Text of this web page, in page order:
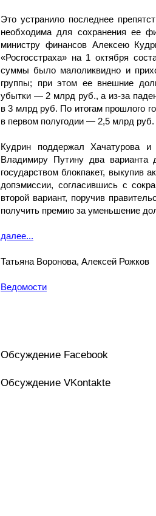
Это устранило последнее
необходима для сохранения ее
министру финансов Алексею
«Росгосстраха» на 1 октября
суммы было малоликвидно и
группы; при этом ее внешние
убытки — 2 млрд руб., а из-за
в 3 млрд руб. По итогам прошлого
в первом полугодии — 2,5 млрд руб.
Кудрин поддержал Хачатурова
Владимиру Путину два варианта
государством блокпакет, выкупив
допэмиссии, согласившись с
второй вариант, поручив
получить премию за уменьшение
далее...
Татьяна Воронова, Алексей Рожков
Ведомости
Обсуждение Facebook
Обсуждение VKontakte